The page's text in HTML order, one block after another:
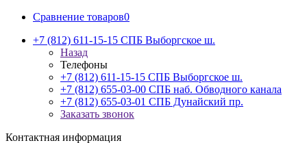
Сравнение товаров0
+7 (812) 611-15-15 СПБ Выборгское ш.
Назад
Телефоны
+7 (812) 611-15-15 СПБ Выборгское ш.
+7 (812) 655-03-00 СПБ наб. Обводного канала
+7 (812) 655-03-01 СПБ Дунайский пр.
Заказать звонок
Контактная информация